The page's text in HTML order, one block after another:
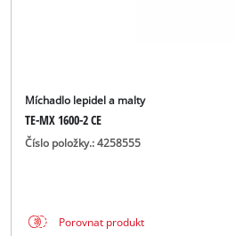
Míchadlo lepidel a malty
TE-MX 1600-2 CE
Číslo položky.: 4258555
Porovnat produkt